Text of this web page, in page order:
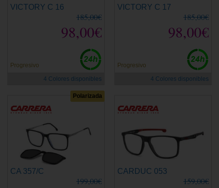
VICTORY C 16
185,00€
98,00€
Progresivo
4 Colores disponibles
VICTORY C 17
185,00€
98,00€
Progresivo
4 Colores disponibles
Polarizada
CA 357/C
199,00€
CARDUC 053
159,00€